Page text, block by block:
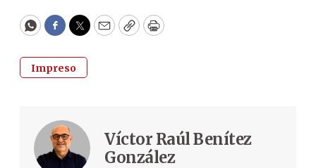
WhatsApp
Facebook
Twitter
EmailCopyPrint
Impreso
Víctor Raúl Benítez
González